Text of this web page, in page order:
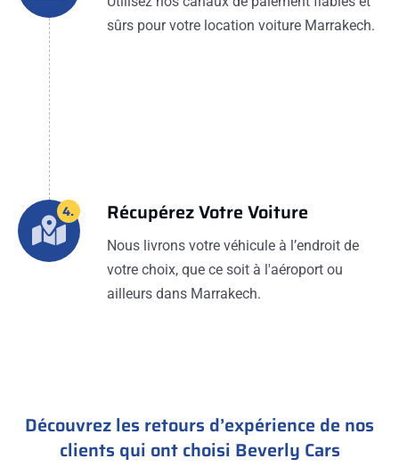
sûrs pour votre location voiture Marrakech.
4. Récupérez Votre Voiture
Nous livrons votre véhicule à l’endroit de
votre choix, que ce soit à l'aéroport ou
ailleurs dans Marrakech.
Découvrez les retours d’expérience de nos
clients qui ont choisi Beverly Cars